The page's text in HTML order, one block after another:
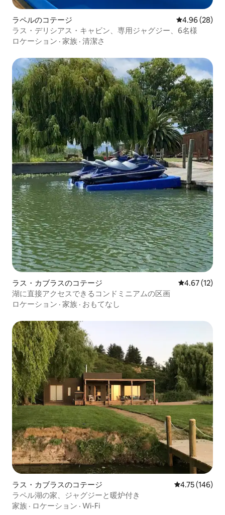
ラペルのコテージ レビュー28
4.96 (28)
ラス・デリシアス・キャビン、専用ジャグジー、6名様
ロケーション · 家族 · 清潔さ
ラス・カブラスのコテージ レビュー12
4.67 (12)
湖に直接アクセスできるコンドミニアムの区画
ロケーション · 家族 · おもてなし
ラス・カブラスのコテージ レビュー146
4.75 (146)
ラペル湖の家、ジャグジーと暖炉付き
家族 · ロケーション · Wi-Fi